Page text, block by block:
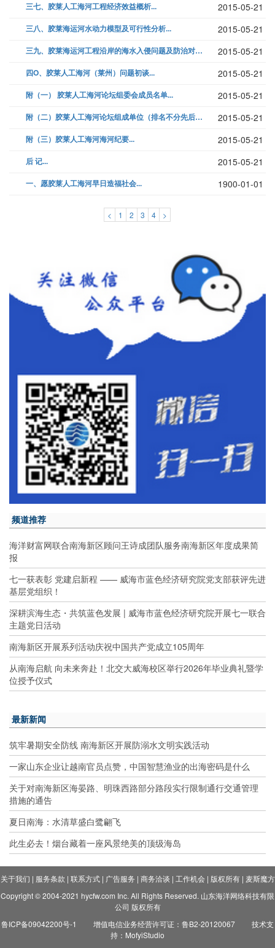
三七、胶莱人工海河工程经济效益概析... 2015-05-21
三八、胶莱海运河水动力模型及可行性分析... 2015-05-21
三九、胶莱海运河工程沿岸的海水入侵问题及防治对策研究... 2015-05-21
四O、胶莱人工海河（莱州）问题初谈... 2015-05-21
附（一） 胶莱人工海河论坛组委会成员名单... 2015-05-21
附（二）胶莱人工海河论坛组成单位（排名不分先后）... 2015-05-21
附（三）胶莱人工海河海河纪要... 2015-05-21
后 记... 2015-05-21
一、愿胶莱人工海河早日造福社会... 1900-01-01
< 1 2 3 4 >
频道推荐
海洋财富网联合南海新区顾问王诗成团队服务南海新区年度成果简
报
七一获表彰 党建启新程 —— 威海市蓝色经济研究院党支部获评先进
基层党组织！
深耕滨海生态・共筑蓝色发展 | 威海市蓝色经济研究院开展七一联合
主题党日活动
南海新区开展系列活动庆祝中国共产党成立105周年
从南海启航 向未来奔赴！北交大威海校区举行2026年毕业典礼暨学
位授予仪式
最新新闻
筑牢暑期安全防线 南海新区开展防溺水文明实践活动
一家山东企业让越南官员点赞，中国智慧渔业的出海密码是什么
关于对南海新区海晏路、明珠西路部分路段实行限制通行交通管理
措施的通告
夏日南海：水清草盛白鹭翩飞
此生必去！烟台藏着一座风景绝美的顶级海岛
关于我们 | 服务条款 | 联系方式| 广告服务 | 商务洽谈 | 工作机会| 版权所有| 麦斯魔方
Copyright © 2004-2021 hycfw.com Inc. All Rights Reserved. 山东海洋网络科技有限
公司 版权所有
鲁ICP备09042200号-1
增值电信业务经营许可证：鲁B2-20120067
技术支
持：MofyiStudio